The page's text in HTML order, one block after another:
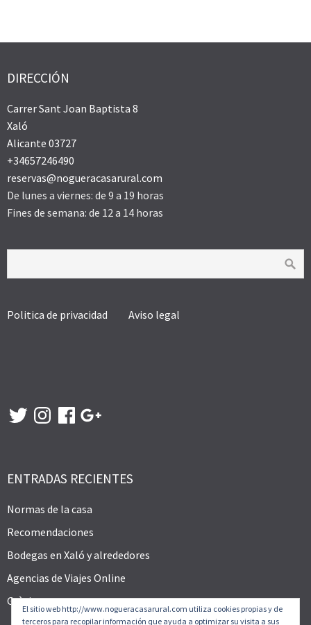
DIRECCIÓN
Carrer Sant Joan Baptista 8
Xaló
Alicante 03727
+34657246490
reservas@nogueracasarural.com
De lunes a viernes: de 9 a 19 horas
Fines de semana: de 12 a 14 horas
Politica de privacidad Aviso legal
TwitterInstagramFacebook
Google
+
ENTRADAS RECIENTES
Normas de la casa
Recomendaciones
Bodegas en Xaló y alrededores
Agencias de Viajes Online
Gràcies
El sitio web http://www.nogueracasarural.com utiliza cookies propias y de
terceros para recopilar información que ayuda a optimizar su visita a sus